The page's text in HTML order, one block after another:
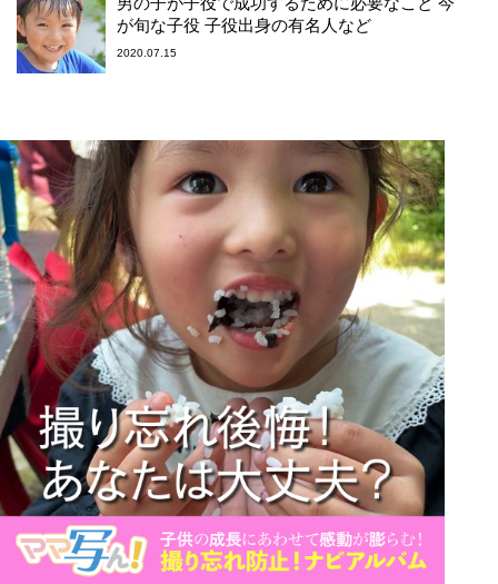
が旬な子役 子役出身の有名人など
2020.07.15